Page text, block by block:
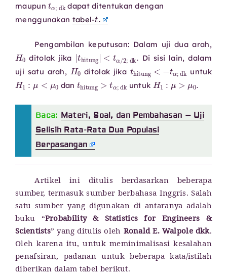
maupun
dapat ditentukan dengan
menggunakan tabel-
Pengambilan keputusan: Dalam uji dua arah,
H 0
ditolak jika
t hitung
<t 2; dk.
Di sisi lain, dalam
uji satu arah,
H0
ditolak jika
hitung dk
untuk
0
dan
hitung dk
untuk
H
Baca: Materi, Soal, dan Pembahasan – Uji
Selisih Rata-Rata Dua Populasi
Berpasangan
Artikel ini ditulis berdasarkan beberapa
sumber, termasuk sumber berbahasa Inggris. Salah
satu sumber yang digunakan di antaranya adalah
buku “Probability & Statistics for Engineers &
Scientists” yang ditulis oleh Ronald E. Walpole dkk.
Oleh karena itu, untuk meminimalisasi kesalahan
penafsiran, padanan untuk beberapa kata/istilah
diberikan dalam tabel berikut.